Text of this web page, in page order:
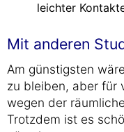
leichter
Mit anderen
Am günstigsten
zu bleiben, aber für
wegen der
Trotzdem ist es